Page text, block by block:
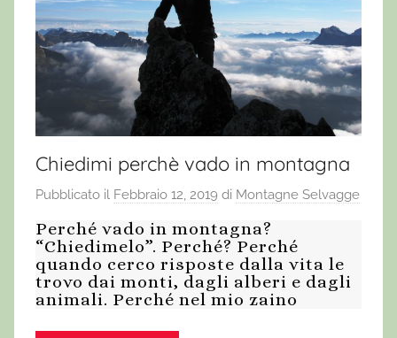
Chiedimi perchè vado in montagna
Pubblicato il Febbraio 12, 2019 di Montagne Selvagge
Perché vado in montagna?
“Chiedimelo”. Perché? Perché
quando cerco risposte dalla vita le
trovo dai monti, dagli alberi e dagli
animali. Perché nel mio zaino